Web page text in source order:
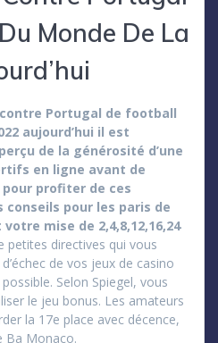
Monde De La
Portugal de football
aujourd’hui il est
de la générosité d’une
en ligne avant de
profiter de ces
pour les paris de
mise de 2,4,8,12,16,24
petites directives qui vous
de vos jeux de casino
Selon Spiegel, vous
le jeu bonus. Les amateurs
la 17e place avec décence,
Ba Monaco.